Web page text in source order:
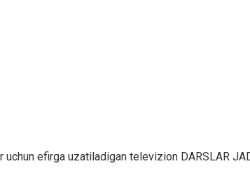
efirga uzatiladigan televizion DARSLAR